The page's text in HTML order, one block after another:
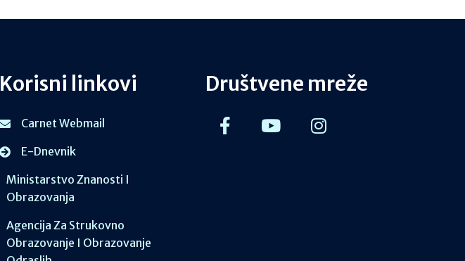
Korisni linkovi
Carnet Webmail
E-Dnevnik
Ministarstvo Znanosti I
Obrazovanja
Agencija Za Strukovno
Obrazovanje I Obrazovanje
Društvene mreže